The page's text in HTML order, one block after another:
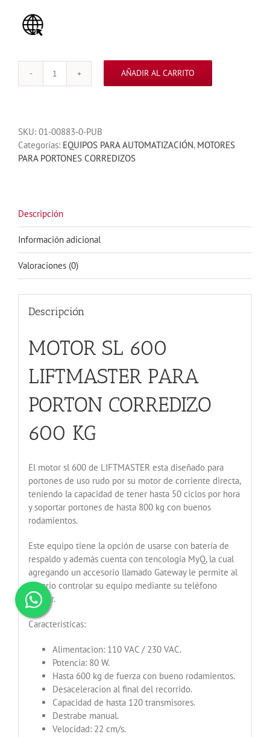
MOTOR
PARA
PORTON
CORREDIZO
AÑADIR AL CARRITO
SKU: 01-00883-0-PUB
Categorías: EQUIPOS PARA AUTOMATIZACIÓN, MOTORES
PARA PORTONES CORREDIZOS
Descripción
Información adicional
Valoraciones (0)
Descripción
MOTOR SL 600
LIFTMASTER PARA
PORTON CORREDIZO
600 KG
El motor sl 600 de LIFTMASTER esta diseñado para
portones de uso rudo por su motor de corriente directa,
teniendo la capacidad de tener hasta 50 ciclos por hora
y soportar portones de hasta 800 kg con buenos
rodamientos.
Este equipo tiene la opción de usarse con batería de
respaldo y además cuenta con tencologia MyQ, la cual
agregando un accesorio llamado Gateway le permite al
usuario controlar su equipo mediante su teléfono
celular.
Caracteristicas:
Alimentacion: 110 VAC / 230 VAC.
Potencia: 80 W.
Hasta 600 kg de fuerza con bueno rodamientos.
Desaceleracion al final del recorrido.
Capacidad de hasta 120 transmisores.
Destrabe manual.
Velocidad: 22 cm/s.